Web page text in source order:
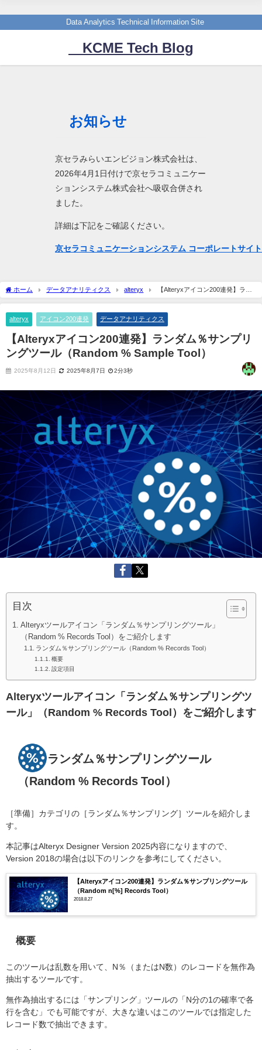
Data Analytics Technical Information Site
KCME Tech Blog
お知らせ
京セラみらいエンビジョン株式会社は、
2026年4月1日付けで京セラコミュニケー
ションシステム株式会社へ吸収合併され
ました。
詳細は下記をご確認ください。
京セラコミュニケーションシステム コーポレートサイ
ホーム データアナリティクス alteryx
【Alteryxアイコン200連発】ラン
ダム％サンプリングツール（Random % Sample Tool）
alteryx アイコン200連発 データアナリティクス
【Alteryxアイコン200連発】ランダム％サンプリ
ングツール（Random % Sample Tool）
2025年8月12日 2025年8月7日 2分3秒
目次
Alteryxツールアイコン「ランダム％サンプリングツール」
（Random % Records Tool）をご紹介します
ランダム％サンプリングツール（Random % Records Tool）
概要
設定項目
Alteryxツールアイコン「ランダム％サンプリングツ
ール」（Random % Records Tool）をご紹介します
ランダム％サンプリングツール
（ Random % Records Tool ）
［準備］カテゴリの［ランダム％サンプリング］ツールを紹介しま
す。
本記事はAlteryx Designer Version 2025内容になりますので、
Version 2018の場合は以下のリンクを参考にしてください。
【Alteryxアイコン200連発】ランダム％サンプリングツール
（Random n[%] Records Tool）
2018.8.27
概要
このツールは乱数を用いて、N％（またはN数）のレコードを無作為
抽出するツールです。
無作為抽出するには「サンプリング」ツールの「N分の1の確率で各
行を含む」でも可能ですが、大きな違いはこのツールでは指定した
レコード数で抽出できます。